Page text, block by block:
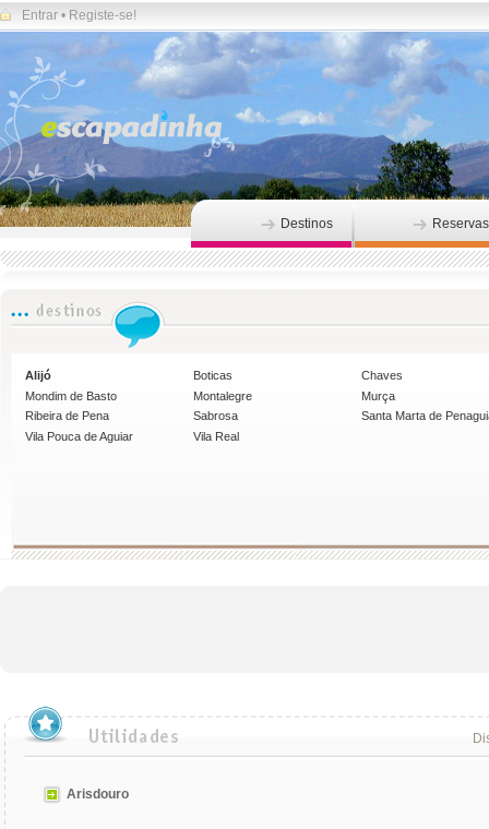
Entrar • Registe-se!
Destinos Reservas
Alijó Boticas
Chaves
Mondim de Basto
Montalegre
Murça
Ribeira de Pena
Sabrosa
Santa Marta de
Vila Pouca de Aguiar
Vila Real
Arisdouro